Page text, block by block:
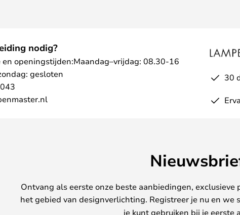
nodig?
en openingstijden:Maandag–vrijdag: 08.30-16
gesloten
30
Ontvang als eerste onze beste aanbiedingen,
het gebied van designverlichting. Registreer je nu en we
je kunt gebruiken bij je eerste